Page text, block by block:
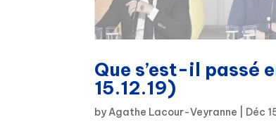
Que s’est-il passé
15.12.19)
byAgathe Lacour-Veyranne Déc